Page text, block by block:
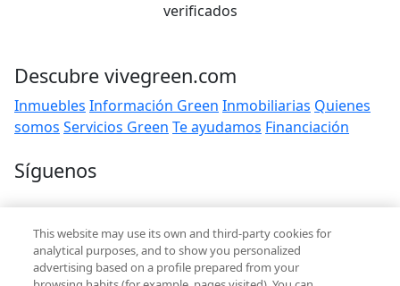
verificados
Descubre vivegreen.com
Inmuebles Información Green Inmobiliarias Quienes
somos Servicios Green Te ayudamos Financiación
Síguenos
Contacto
hola@vivegreen.com
This website may use its own and third-party cookies for
analytical purposes, and to show you personalized
advertising based on a profile prepared from your